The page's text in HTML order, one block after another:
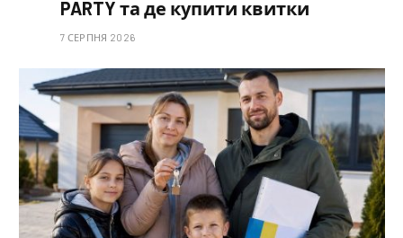
PARTY та де купити квитки
7 СЕРПНЯ 2026